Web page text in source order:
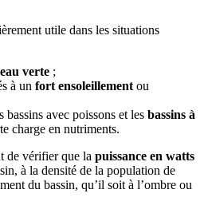
utile dans les situations
eau verte ;
à un fort ensoleillement ou
bassins avec poissons et les bassins à
charge en nutriments.
de vérifier que la puissance en watts
à la densité de la population de
du bassin, qu’il soit à l’ombre ou